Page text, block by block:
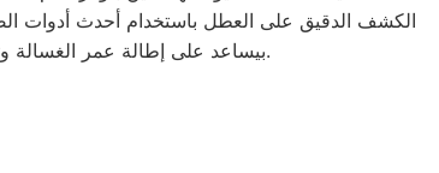
الكشف الدقيق على العطل باستخدام أحدث أدوات
بيساعد على إطالة عمر الغسالة وتحسين أدائها. فريق خدمة دايو في المهندسين جاهز دايمًا لتلقي البلاغات وتنفيذ أعمال الصيانة في أسرع وقت وبأعلى جودة ممكنة.